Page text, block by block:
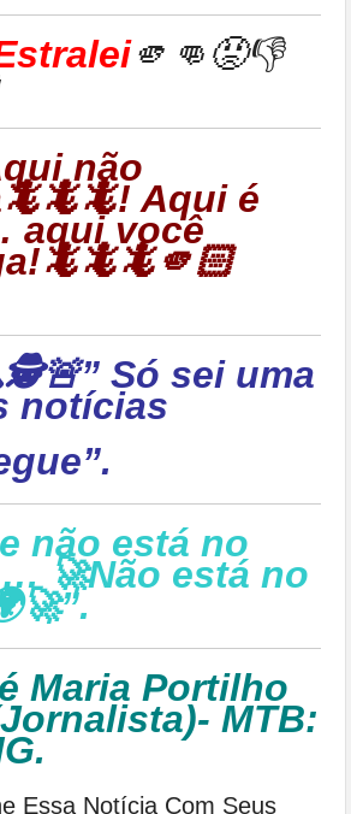
🫵👊😡👎
não
Aqui é
aqui você
Só sei uma
notícias
não está no
🚀Não está no
Maria Portilho
MTB:
Essa Notícia Com Seus